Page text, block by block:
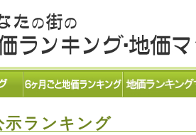
示ランキング